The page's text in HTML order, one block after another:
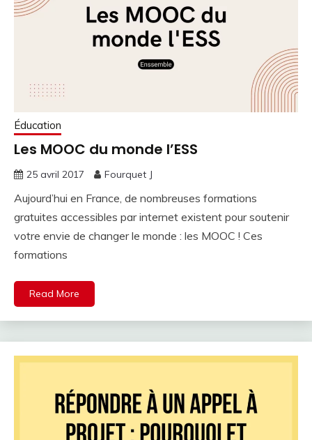
Éducation
Les MOOC du monde l’ESS
25 avril 2017 Fourquet J
Aujourd’hui en France, de nombreuses formations
gratuites accessibles par internet existent pour soutenir
votre envie de changer le monde : les MOOC ! Ces
formations
Read More